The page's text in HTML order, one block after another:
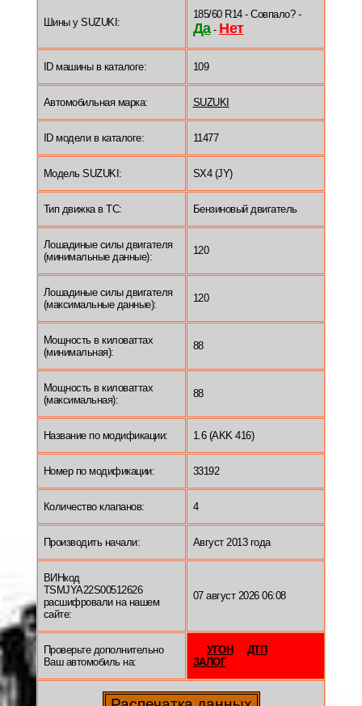
Шины у SUZUKI:
185/60 R14 - Совпало? -
Да- Нет
ID машины в каталоге: 109
Автомобильная марка: SUZUKI
ID модели в каталоге: 11477
Модель SUZUKI: SX4 (JY)
Тип движка в ТС: Бензиновый двигатель
Лошадиные силы двигателя
(минимальные данные):
120
Лошадиные силы двигателя
(максимальные данные):
120
Мощность в киловаттах
(минимальная):
88
Мощность в киловаттах
(максимальная):
88
Название по модификации: 1.6 (AKK 416)
Номер по модификации: 33192
Количество клапанов: 4
Производить начали: Август 2013 года
ВИНкод
TSMJYA22S00512626
расшифровали на нашем
сайте:
07 август 2026 06:08
Проверьте дополнительно
Ваш автомобиль на:
УГОН
ДТП
ЗАЛОГ